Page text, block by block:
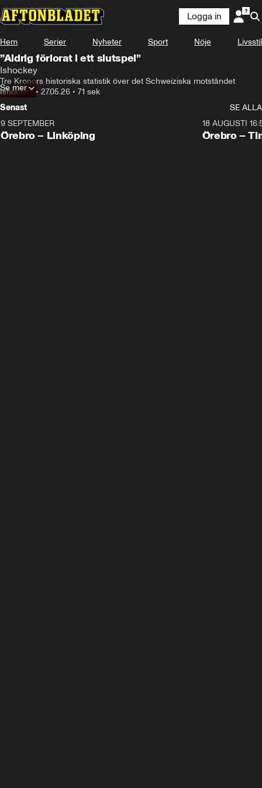
Logga in
Hem Serier Nyheter Sport Nöje Livsstil
”Aldrig förlorat i ett slutspel”
Ishockey
Ishockey• 27.05.26 • 71 sek
Se mer
Senast
SE ALLA
Plus
9 SEPTEMBER
Örebro – Linköping
Plus
18 AUGUSTI
Örebro –